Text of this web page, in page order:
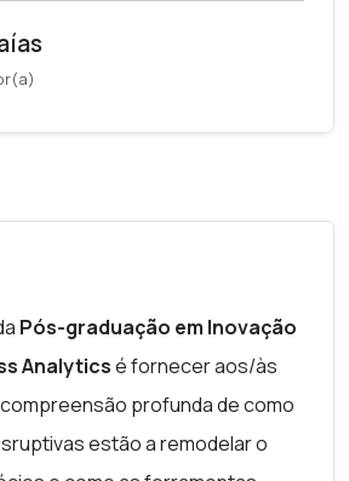
Pós-graduação em Inovação
Analyticsé fornecer aos/às
profunda de como
estão a remodelar o